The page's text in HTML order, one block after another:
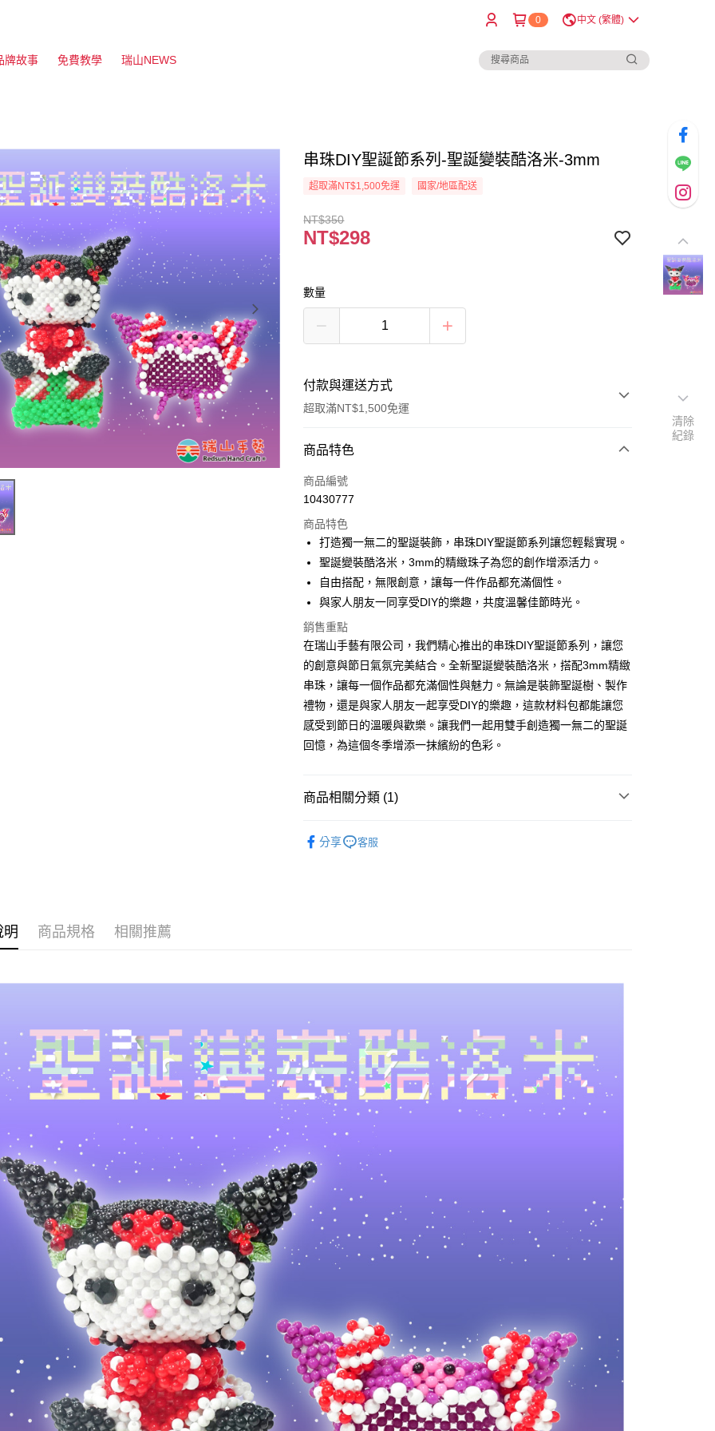
0 中文 (繁體)
牌故事 免費教學 瑞山NEWS
串珠DIY聖誕節系列-聖誕變裝酷洛米-3mm
超取滿NT$1,500免運 國家/地區配送
NT$350
NT$298
數量
付款與運送方式
超取滿NT$1,500免運
付款方式
信用卡一次付款
Apple Pay
街口支付
悠遊付
運送方式
全家取貨付款
每筆NT$60，滿NT$1,500(含以上)免運費
付款後全家取貨
每筆NT$60，滿NT$1,500(含以上)免運費
每筆NT$60，滿NT$1,500(含以上)免運費
每筆NT$60，滿NT$1,500(含以上)免運費
商品特色
商品編號
10430777
商品特色
打造獨一無二的聖誕裝飾，串珠DIY聖誕節系列讓您輕鬆實現。
聖誕變裝酷洛米，3mm的精緻珠子為您的創作增添活力。
自由搭配，無限創意，讓每一件作品都充滿個性。
與家人朋友一同享受DIY的樂趣，共度溫馨佳節時光。
銷售重點
在瑞山手藝有限公司，我們精心推出的串珠DIY聖誕節系列，讓您
的創意與節日氣氛完美結合。全新聖誕變裝酷洛米，搭配3mm精緻
串珠，讓每一個作品都充滿個性與魅力。無論是裝飾聖誕樹、製作
禮物，還是與家人朋友一起享受DIY的樂趣，這款材料包都能讓您
感受到節日的溫暖與歡樂。讓我們一起用雙手創造獨一無二的聖誕
回憶，為這個冬季增添一抹繽紛的色彩。
商品相關分類 (1)
分享
客服
明 商品規格 相關推薦
清除
紀錄